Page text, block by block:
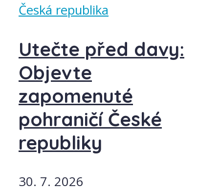
Česká republika
Utečte před davy:
Objevte
zapomenuté
pohraničí České
republiky
30. 7. 2026